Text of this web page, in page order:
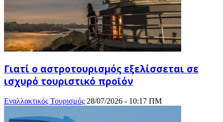
Γιατί ο αστροτουρισμός εξελίσσεται σε
ισχυρό τουριστικό προϊόν
Εναλλακτικός Τουρισμός 28/07/2026 - 10:17 ΠΜ